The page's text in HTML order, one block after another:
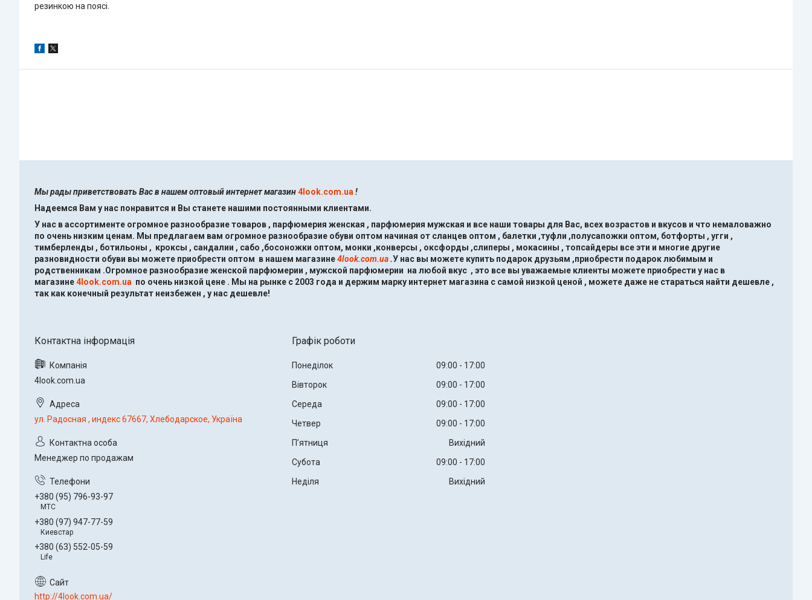
резинкою на поясі.
Мы рады приветствовать Вас в нашем оптовый интернет магазин4look.com.ua !
Надеемся Вам у нас понравится и Вы станете нашими постоянными клиентами.
У нас в ассортименте огромное разнообразие товаров , парфюмерия женская , парфюмерия мужская и все наши товары для Вас, всех возрастов и вкусов и что немаловажно
по очень низким ценам. Мы предлагаем вам огромное разнообразие обуви оптом начиная от сланцев оптом , балетки ,туфли ,полусапожки оптом, ботфорты , угги ,
тимберленды , ботильоны , кроксы , сандалии , сабо ,босоножки оптом, монки ,конверсы , оксфорды ,слиперы , мокасины , топсайдеры все эти и многие другие
разновидности обуви вы можете приобрести оптом в нашем магазине4look.com.ua.У нас вы можете купить подарок друзьям ,приобрести подарок любимым и
родственникам .Огромное разнообразие женской парфюмерии , мужской парфюмерии на любой вкус , это все вы уважаемые клиенты можете приобрести у нас в
магазине4look.com.ua по очень низкой цене . Мы на рынке с 2003 года и держим марку интернет магазина с самой низкой ценой , можете даже не стараться найти дешевле ,
так как конечный результат неизбежен , у нас дешевле!
4look.com.ua
ул. Радосная , индекс 67667, Хлебодарское, Україна
Менеджер по продажам
+380 (95) 796-93-97
МТС
+380 (97) 947-77-59
Киевстар
+380 (63) 552-05-59
Life
http://4look.com.ua/
Графік роботи
Понеділок 09:00
17:00
Вівторок
09:00
17:00
Середа
09:00
17:00
Четвер
09:00
17:00
Пʼятниця
Вихідний
Субота
09:00
17:00
Неділя
Вихідний